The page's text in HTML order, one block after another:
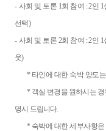
- 사회 및 토론 1회 참여 : 2인 1
선택)
- 사회 및 토론 2회 참여 : 2인 1
웃)
* 타인에 대한 숙박 양도
* 객실 변경을 원하시는
명시 드립니다.
* 숙박에 대한 세부사항